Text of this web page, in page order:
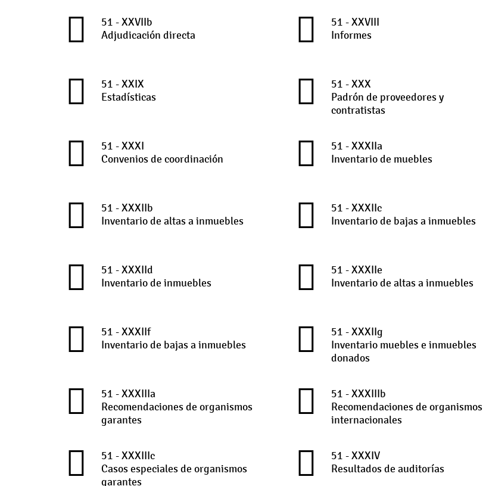
51 - XXVIIb
Adjudicación directa
51 - XXVIII
Informes
51 - XXIX
Estadísticas
51 - XXX
Padrón de proveedores y
contratistas
51 - XXXI
Convenios de coordinación
51 - XXXIIa
Inventario de muebles
51 - XXXIIb
Inventario de altas a inmuebles
51 - XXXIIc
Inventario de bajas a inmuebles
51 - XXXIId
Inventario de inmuebles
51 - XXXIIe
Inventario de altas a inmuebles
51 - XXXIIf
Inventario de bajas a inmuebles
51 - XXXIIg
Inventario muebles e inmuebles
donados
51 - XXXIIIa
Recomendaciones de organismos
garantes
51 - XXXIIIb
Recomendaciones de organismos
internacionales
51 - XXXIIIc
Casos especiales de organismos
garantes
51 - XXXIV
Resultados de auditorías